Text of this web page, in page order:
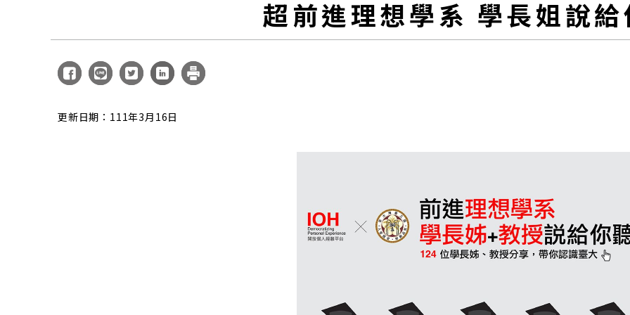
超前進理想學系 學長姐說
更新日期：111年3月16日